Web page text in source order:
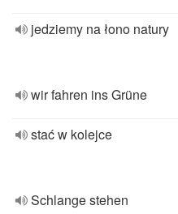
jedziemy na łono natury
wir fahren ins Grüne
stać w kolejce
Schlange stehen